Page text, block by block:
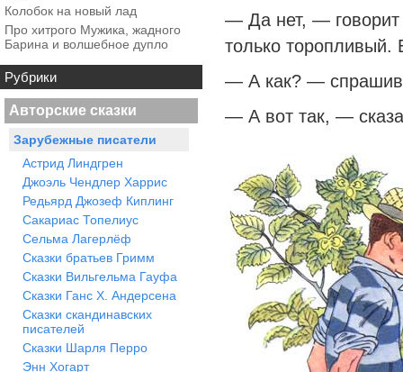
Колобок на новый лад
Про хитрого Мужика, жадного
Барина и волшебное дупло
Рубрики
Авторские сказки
Зарубежные писатели
Астрид Линдгрен
Джоэль Чендлер Харрис
Редьярд Джозеф Киплинг
Сакариас Топелиус
Сельма Лагерлёф
Сказки братьев Гримм
Сказки Вильгельма Гауфа
Сказки Ганс Х. Андерсена
Сказки скандинавских
писателей
Сказки Шарля Перро
Энн Хогарт
— Да нет, —
только торопливый.
— А как? —
— А вот так, —